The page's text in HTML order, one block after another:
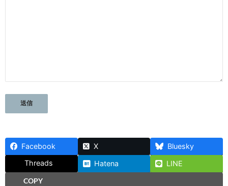
Facebook X
Bluesky
Threads
Hatena
LINE
COPY